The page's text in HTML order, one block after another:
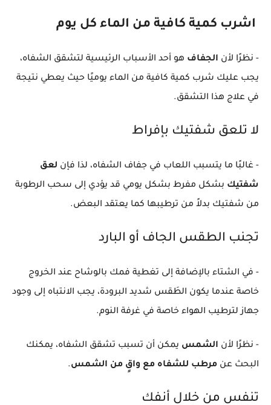
اشرب كمية كافية من الماء كل يوم
- نظرًا لأن الجفاف هو أحد الأسباب الرئيسية لتشقق الشفاه،
يجب عليك شرب كمية كافية من الماء يوميًا حيث يعطي نتيجة
في علاج هذا التشقق.
لا تلعق شفتيك بإفراط
- غالبًا ما يتسبب اللعاب في جفاف الشفاه، لذا فإن لعق
شفتيك بشكل مفرط بشكل يومي قد يؤدي إلى سحب الرطوبة
من شفتيك بدلاً من ترطيبها كما يعتقد البعض.
تجنب الطقس الجاف أو البارد
- في الشتاء بالإضافة إلى تغطية فمك بالوشاح عند الخروج
خاصة عندما يكون الطَقس شديد البرودة، يجب الانتباه إلى وجود
جهاز لترطيب الهواء خاصة في غرفة النوم.
- نظرًا لأن الشمس يمكن أن تسبب تشقق الشفاه، يمكنك
البحث عن مرطب للشفاه مع واقٍ من الشمس.
تنفس من خلال أنفك